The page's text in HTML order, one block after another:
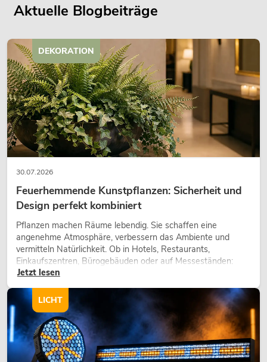
OMNITRONIC PM-211P DJ-Mixer mit
Player
No. 10006873 Artikel nicht mehr verfügbar
OMNITRONIC PM-311 DJ-Mixer
No. 10006876 Artikel nicht mehr verfügbar
Aktuelle Blogbeiträge
30.07.2026
Feuerhemmende Kunstpflanzen: Sicherheit und
Design perfekt kombiniert
Pflanzen machen Räume lebendig. Sie schaffen eine
angenehme Atmosphäre, verbessern das Ambiente und
vermitteln Natürlichkeit. Ob in Hotels, Restaurants,
Einkaufszentren, Bürogebäuden oder auf Messeständen:
eine hochwertige Begrünung gehört heute längst zum
Jetzt lesen
DEKORATION
LICHT